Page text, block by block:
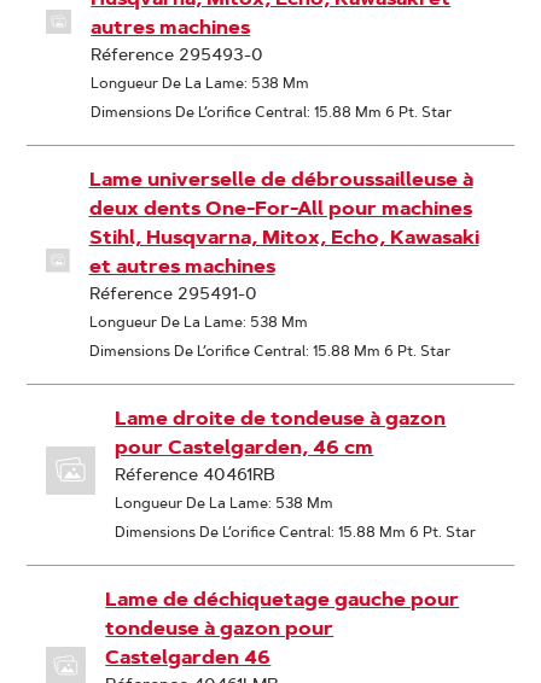
autres machines
Réference 295493-0
Longueur De La Lame: 538 Mm
Dimensions De L’orifice Central: 15.88 Mm 6 Pt. Star
Lame universelle de débroussailleuse à
deux dents One-For-All pour machines
Stihl, Husqvarna, Mitox, Echo, Kawasaki
et autres machines
Réference 295491-0
Longueur De La Lame: 538 Mm
Dimensions De L’orifice Central: 15.88 Mm 6 Pt. Star
Lame droite de tondeuse à gazon
pour Castelgarden, 46 cm
Réference 40461RB
Longueur De La Lame: 538 Mm
Dimensions De L’orifice Central: 15.88 Mm 6 Pt. Star
Lame de déchiquetage gauche pour
tondeuse à gazon pour
Castelgarden 46